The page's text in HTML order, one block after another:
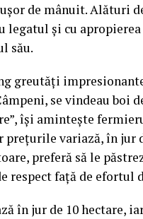
de mânuit. Alături
legatul și cu
său.
greutăți
se vindeau boi
își amintește
prețurile variază, în jur
preferă să le
respect față de efortul
în jur de 10 hectare,